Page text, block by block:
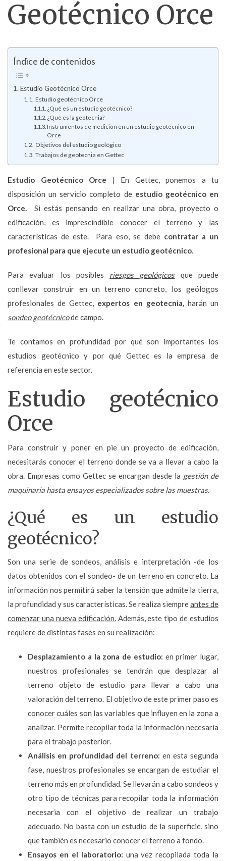
Geotécnico Orce
Índice de contenidos
Estudio Geotécnico Orce
Estudio geotécnico Orce
¿Qué es un estudio geotécnico?
¿Qué es la geotecnia?
Instrumentos de medición en un estudio geotécnico en
Orce
Objetivos del estudio geológico
Trabajos de geotecnia en Gettec
Estudio Geotécnico Orce | En Gettec, ponemos a tu
disposición un servicio completo de estudio geotécnico en
Orce. Si estás pensando en realizar una obra, proyecto o
edificación, es imprescindible conocer el terreno y las
características de este. Para eso, se debe contratar a un
profesional para que ejecute un estudio geotécnico.
Para evaluar los posibles riesgos geológicosque puede
conllevar construir en un terreno concreto, los geólogos
profesionales de Gettec, expertos en geotecnia, harán un
sondeo geotécnicode campo.
Te contamos en profundidad por qué son importantes los
estudios geotécnico y por qué Gettec es la empresa de
referencia en este sector.
Estudio geotécnico
Orce
Para construir y poner en pie un proyecto de edificación,
necesitarás conocer el terreno donde se va a llevar a cabo la
obra. Empresas como Gettec se encargan desde la gestión de
maquinaria hasta ensayos especializados sobre las muestras.
¿Qué es un estudio
geotécnico?
Son una serie de sondeos, análisis e interpretación -de los
datos obtenidos con el sondeo- de un terreno en concreto. La
información nos permitirá saber la tensión que admite la tierra,
la profundidad y sus características. Se realiza siempreantes de
comenzar una nueva edificación.Además, este tipo de estudios
requiere de distintas fases en su realización:
Desplazamiento a la zona de estudio: en primer lugar,
nuestros profesionales se tendrán que desplazar al
terreno objeto de estudio para llevar a cabo una
valoración del terreno. El objetivo de este primer paso es
conocer cuáles son las variables que influyen en la zona a
analizar. Permite recopilar toda la información necesaria
para el trabajo posterior.
Análisis en profundidad del terreno: en esta segunda
fase, nuestros profesionales se encargan de estudiar el
terreno más en profundidad. Se llevarán a cabo sondeos y
otro tipo de técnicas para recopilar toda la información
necesaria con el objetivo de realizar un trabajo
adecuado. No basta con un estudio de la superficie, sino
que también es necesario conocer el terreno a fondo.
Ensayos en el laboratorio: una vez recopilada toda la